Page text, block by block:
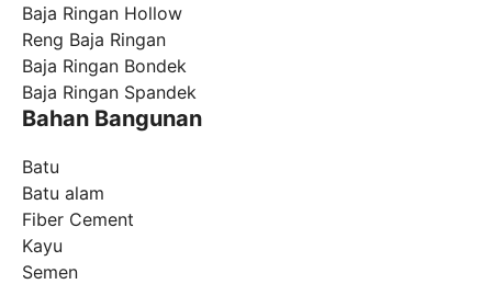
Baja Ringan Hollow
Reng Baja Ringan
Baja Ringan Bondek
Baja Ringan Spandek
Bahan Bangunan
Batu
Batu alam
Fiber Cement
Kayu
Semen